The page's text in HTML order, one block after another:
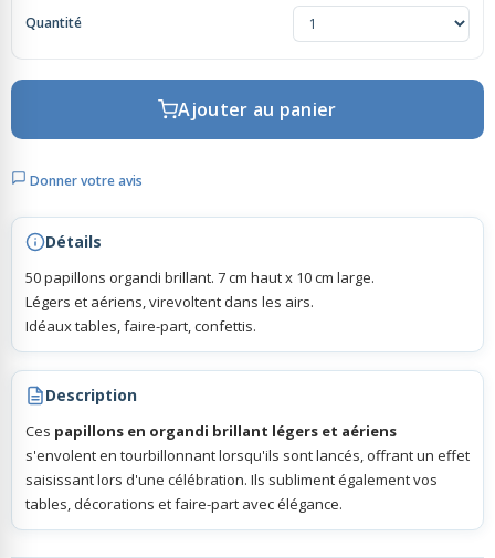
Scrapbooking, Loisirs Créatifs
Quantité
Ajouter au panier
Donner votre avis
Détails
50 papillons organdi brillant. 7 cm haut x 10 cm large.
Légers et aériens, virevoltent dans les airs.
Idéaux tables, faire-part, confettis.
Description
Ces papillons en organdi brillant légers et aériens
s'envolent en tourbillonnant lorsqu'ils sont lancés, offrant un effet
saisissant lors d'une célébration. Ils subliment également vos
tables, décorations et faire-part avec élégance.